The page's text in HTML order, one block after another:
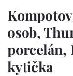
osob,
porcelán,
kytička